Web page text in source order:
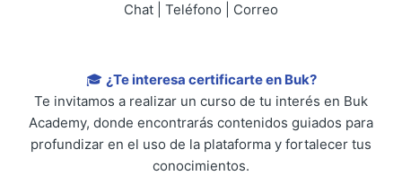
Chat | Teléfono | Correo
🎓 ¿Te interesa certificarte en Buk?
Te invitamos a realizar un curso de tu interés en Buk
Academy, donde encontrarás contenidos guiados para
profundizar en el uso de la plataforma y fortalecer tus
conocimientos.